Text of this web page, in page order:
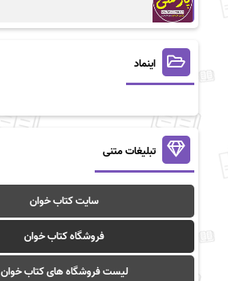
اینماد
تبلیغات متنی
سایت کتاب خوان
فروشگاه کتاب خوان
لیست فروشگاه های کتاب خوان